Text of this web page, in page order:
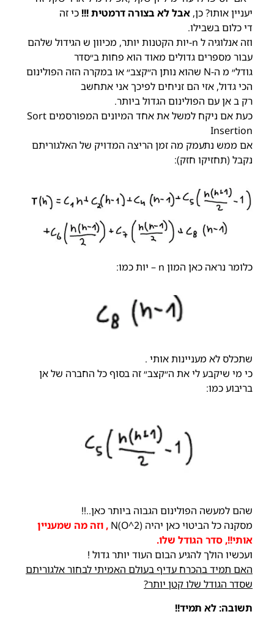
יעניין אותו? כן, אבל לא בצורה דרמטית !!! כי זה
די כלום בשבילו.
וזה אנלוגיה ל n-יות הקטנות יותר, מכיוון ש הגידול שלהם
עבור מספרים גדולים מאוד הוא פחות ב״סדר
גודל״ מ ה-N שהוא נותן ה״קצב״ או במקרה הזה הפולינום
הכי גדול, אזי הם זניחים לפיכך אני אתחשב
רק ב אן עם הפולינום הגדול ביותר.
כעת אם ניקח למשל את אחד המיונים המפורסמים Sort
Insertion
אם ממש נתעמק מה זמן הריצה המדויק של האלגוריתם
נקבל (תחזיקו חזק):
כלומר נראה כאן המון n – יות כמו:
שתכלס לא מעניינות אותי .
כי מי שיקבע לי את ה״קצב״ זה בסוף כל החברה של אן
בריבוע כמו:
שהם למעשה הפולינום הגבוה ביותר כאן..!!
מסקנה כל הביטוי כאן יהיה (2^N(O
, וזה מה שמעניין
אותי!!, סדר הגודל שלו.
ועכשיו הולך להגיע הבום העוד יותר גדול !
האם תמיד בהכרח עדיף בעולם האמיתי לבחור אלגוריתם
שסדר הגודל שלו קטן יותר?
תשובה: לא תמיד!!